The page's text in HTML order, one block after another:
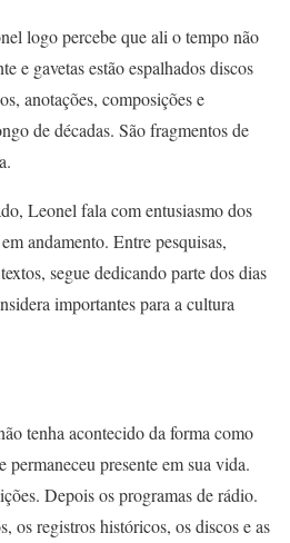
logo percebe que ali o tempo não
e gavetas estão espalhados discos
anotações, composições e
de décadas. São fragmentos de
Leonel fala com entusiasmo dos
andamento. Entre pesquisas,
segue dedicando parte dos dias
importantes para a cultura
tenha acontecido da forma como
permaneceu presente em sua vida.
Depois os programas de rádio.
os registros históricos, os discos e as